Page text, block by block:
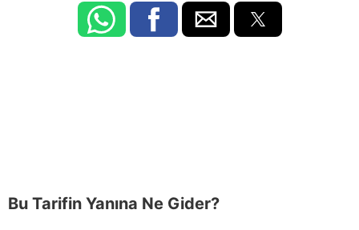
Bu Tarifin Yanına Ne Gider?